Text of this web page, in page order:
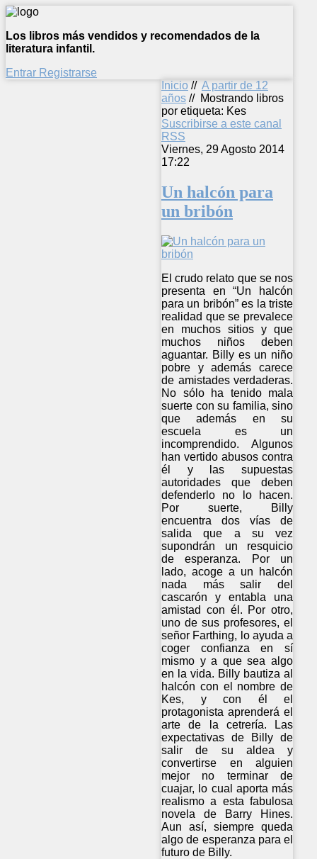
Los libros más vendidos y recomendados de la
literatura infantil.
Entrar Registrarse
Inicio // A partir de 12
años // Mostrando libros
por etiqueta: Kes
Suscribirse a este canal
RSS
Viernes, 29 Agosto 2014
17:22
Un halcón para
un bribón
El crudo relato que se nos
presenta en “Un halcón
para un bribón” es la triste
realidad que se prevalece
en muchos sitios y que
muchos niños deben
aguantar. Billy es un niño
pobre y además carece
de amistades verdaderas.
No sólo ha tenido mala
suerte con su familia, sino
que además en su
escuela es un
incomprendido. Algunos
han vertido abusos contra
él y las supuestas
autoridades que deben
defenderlo no lo hacen.
Por suerte, Billy
encuentra dos vías de
salida que a su vez
supondrán un resquicio
de esperanza. Por un
lado, acoge a un halcón
nada más salir del
cascarón y entabla una
amistad con él. Por otro,
uno de sus profesores, el
señor Farthing, lo ayuda a
coger confianza en sí
mismo y a que sea algo
en la vida. Billy bautiza al
halcón con el nombre de
Kes, y con él el
protagonista aprenderá el
arte de la cetrería. Las
expectativas de Billy de
salir de su aldea y
convertirse en alguien
mejor no terminar de
cuajar, lo cual aporta más
realismo a esta fabulosa
novela de Barry Hines.
Aun así, siempre queda
algo de esperanza para el
futuro de Billy.